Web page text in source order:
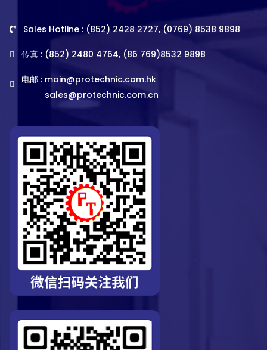
Sales Hotline : (852) 2428 2727, (0769) 8538 9898
传真 : (852) 2480 4764, (86 769)8532 9898
电邮 : main@protechnic.com.hk
sales@protechnic.com.cn